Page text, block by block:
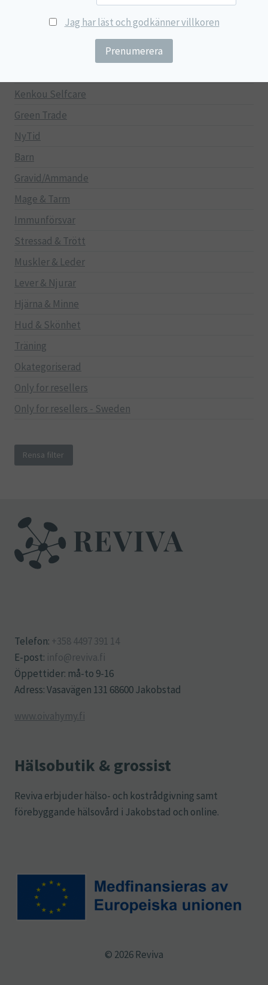
Reviva Nutrition
Kenkou Selfcare
Green Trade
NyTid
Barn
Gravid/Ammande
Mage & Tarm
Immunförsvar
Stressad & Trött
Muskler & Leder
Lever & Njurar
Hjärna & Minne
Hud & Skönhet
Träning
Okategoriserad
Only for resellers
Only for resellers - Sweden
Rensa filter
Telefon: +358 4497 391 14
E-post: info@reviva.fi
Öppettider: må-to 9-16
Adress: Vasavägen 131 68600 Jakobstad
www.oivahymy.fi
Hälsobutik & grossist
Reviva erbjuder hälso- och kostrådgivning samt
förebyggande hälsovård i Jakobstad och online.
© 2026 Reviva
Jag har läst och godkänner villkoren